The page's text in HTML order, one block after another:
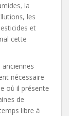
la
les
et
cette
nécessaire
où il présente
de
libre à